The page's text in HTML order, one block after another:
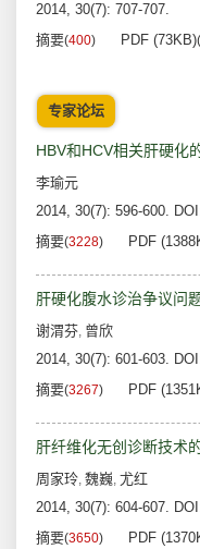
2014, 30(7): 707-707.
摘要(400) PDF (73KB)(
专家论坛
HBV和HCV相关肝硬化
李瑜元
2014, 30(7): 596-600.
摘要(3228) PDF
肝硬化腹水诊治争议问
谢渭芬, 曾欣
2014, 30(7): 601-603.
摘要(3267) PDF
肝纤维化无创诊断技术
周家玲, 魏巍, 尤红
2014, 30(7): 604-607.
摘要(3650) PDF